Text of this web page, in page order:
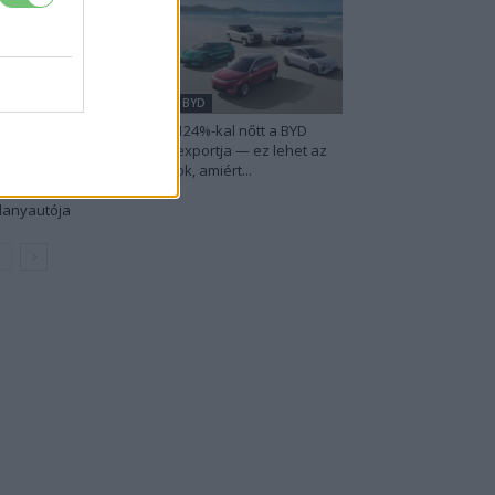
BYD
124%-kal nőtt a BYD
exportja — ez lehet az
ok, amiért...